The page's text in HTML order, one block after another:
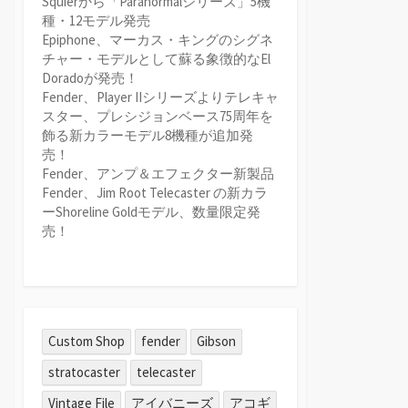
種・12モデル発売
Epiphone、マーカス・キングのシグネ
チャー・モデルとして蘇る象徴的なEl
Doradoが発売！
Fender、Player IIシリーズよりテレキャ
スター、プレシジョンベース75周年を
飾る新カラーモデル8機種が追加発
売！
Fender、アンプ＆エフェクター新製品
Fender、Jim Root Telecaster の新カラ
ーShoreline Goldモデル、数量限定発
売！
Custom Shop fender
Gibson
stratocaster
telecaster
Vintage File
アイバニーズ
アコギ